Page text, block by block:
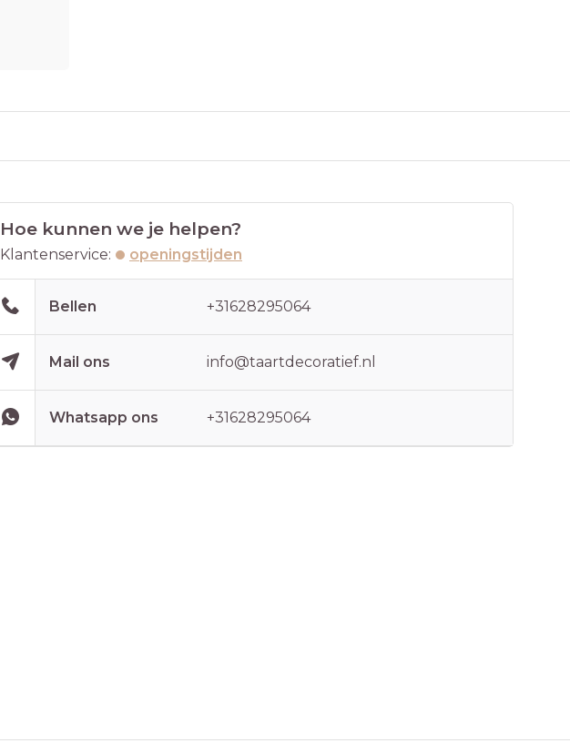
Hoe kunnen we je helpen?
Klantenservice: openingstijden
Bellen +31628295064
Mail ons info@taartdecoratief.nl
Whatsapp ons +31628295064